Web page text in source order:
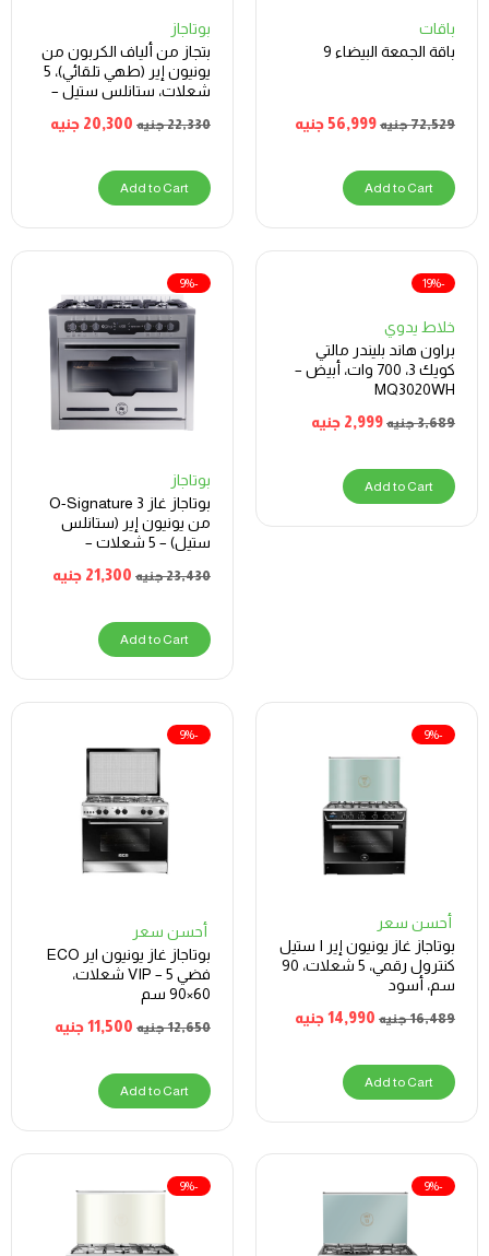
باقات
باقة الجمعة البيضاء 9
72,529جنيه 56,999جنيه
Add to Cart
بوتاجاز
بتجاز من ألياف الكربون من
يونيون إير (طهي تلقائي)، 5
شعلات، ستانلس ستيل –
2WAL
22,330جنيه 20,300 جنيه
Add to Cart
خلاط يدوي
براون هاند بليندر مالتي
كويك 3، 700 وات، أبيض –
MQ3020WH
3,689جنيه 2,999 جنيه
-19%
Add to Cart
بوتاجاز
بوتاجاز غاز O-Signature 3
من يونيون إير (ستانلس
ستيل) – 5 شعلات –
OS32WAL
23,430جنيه 21,300 جنيه
-9%
Add to Cart
أحسن سعر
بوتاجاز غاز يونيون إير I ستيل
كنترول رقمي، 5 شعلات، 90
سم، أسود
16,489جنيه 14,990جنيه
-9%
Add to Cart
أحسن سعر
بوتاجاز غاز يونيون اير ECO
فضي VIP – 5 شعلات،
60×90 سم
12,650جنيه 11,500جنيه
-9%
Add to Cart
-9%
-9%